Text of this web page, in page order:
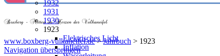
www.boxberg-vulkaneifel.de>Jahrbuch > 1923
Navigation überspringen
1932
1931
1930
1923
Elektrisches Licht
Inflation